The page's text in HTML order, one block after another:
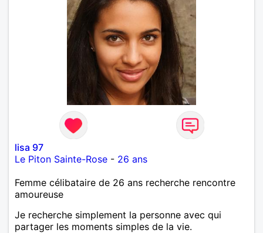
lisa 97
Le Piton Sainte-Rose - 26 ans
Femme célibataire de 26 ans recherche rencontre
amoureuse
Je recherche simplement la personne avec qui
partager les moments simples de la vie.